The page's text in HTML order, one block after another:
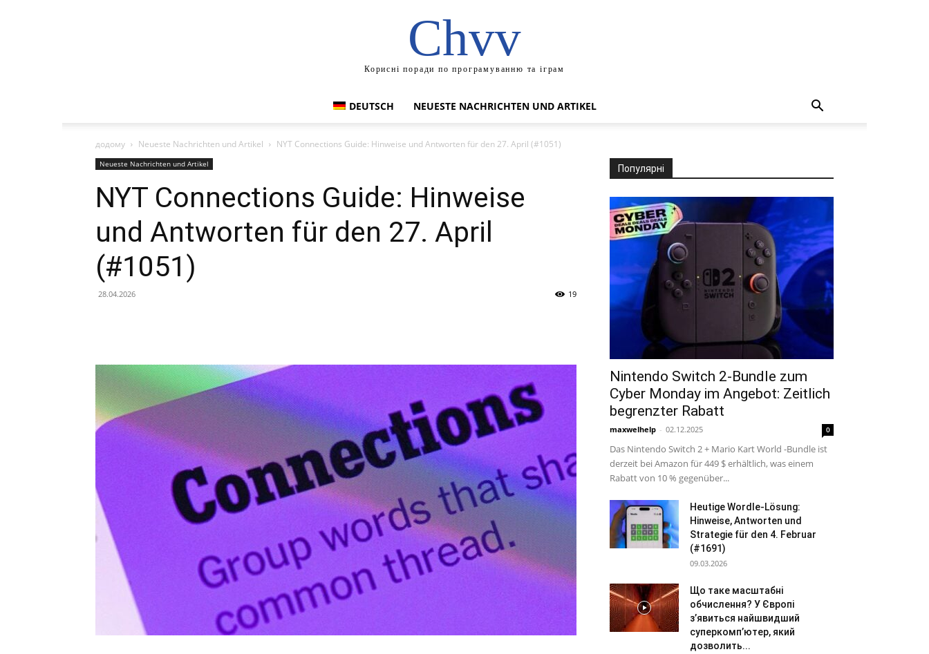
Chvv
Корисні поради по програмуванню та іграм
DEUTSCH NEUESTE NACHRICHTEN UND ARTIKEL
додому Neueste Nachrichten und Artikel NYT Connections Guide: Hinweise und Antworten für den 27. April (#1051)
Neueste Nachrichten und Artikel
NYT Connections Guide: Hinweise
und Antworten für den 27. April
(#1051)
28.04.2026 19
Популярні
Nintendo Switch 2-Bundle zum
Cyber Monday im Angebot: Zeitlich
begrenzter Rabatt
maxwelhelp - 02.12.2025 0
Das Nintendo Switch 2 + Mario Kart World -Bundle ist
derzeit bei Amazon für 449 $ erhältlich, was einem
Rabatt von 10 % gegenüber...
Heutige Wordle-Lösung:
Hinweise, Antworten und
Strategie für den 4. Februar
(#1691)
09.03.2026
Що таке масштабні
обчислення? У Європі
з’явиться найшвидший
суперкомп’ютер, який
дозволить...